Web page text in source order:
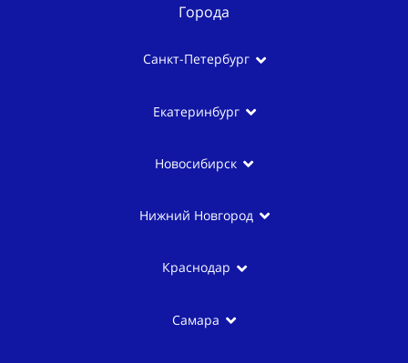
Города
Санкт-Петербург
Екатеринбург
Новосибирск
Нижний Новгород
Краснодар
Самара